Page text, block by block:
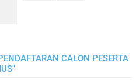
CALON PESERTA